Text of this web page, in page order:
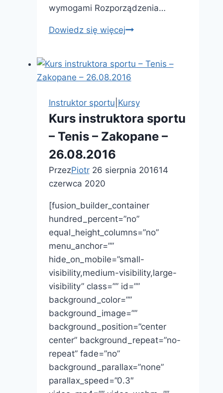
wymogami Rozporządzenia…
Dowiedz się więcejKurs
Surdopedagogika
Instruktor sportu Kursy
Kurs instruktora sportu
– Tenis – Zakopane –
26.08.2016
PrzezPiotr 26 sierpnia 201614
czerwca 2020
[fusion_builder_container
hundred_percent=”no”
equal_height_columns=”no”
menu_anchor=””
hide_on_mobile=”small-
visibility,medium-visibility,large-
visibility” class=”” id=””
background_color=””
background_image=””
background_position=”center
center” background_repeat=”no-
repeat” fade=”no”
background_parallax=”none”
parallax_speed=”0.3″